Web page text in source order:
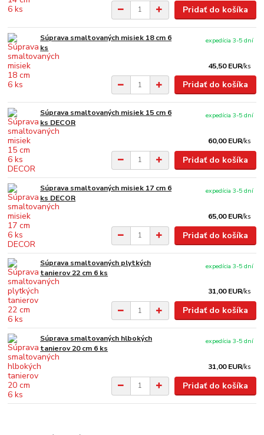
Pridať do košíka
Súprava smaltovaných misiek 18 cm 6
ks
45,50 EUR/ks
expedícia 3-5 dní
Pridať do košíka
Súprava smaltovaných misiek 15 cm 6
ks DECOR
60,00 EUR/ks
expedícia 3-5 dní
Pridať do košíka
Súprava smaltovaných misiek 17 cm 6
ks DECOR
65,00 EUR/ks
expedícia 3-5 dní
Pridať do košíka
Súprava smaltovaných plytkých
tanierov 22 cm 6 ks
31,00 EUR/ks
expedícia 3-5 dní
Pridať do košíka
Súprava smaltovaných hlbokých
tanierov 20 cm 6 ks
31,00 EUR/ks
expedícia 3-5 dní
Pridať do košíka